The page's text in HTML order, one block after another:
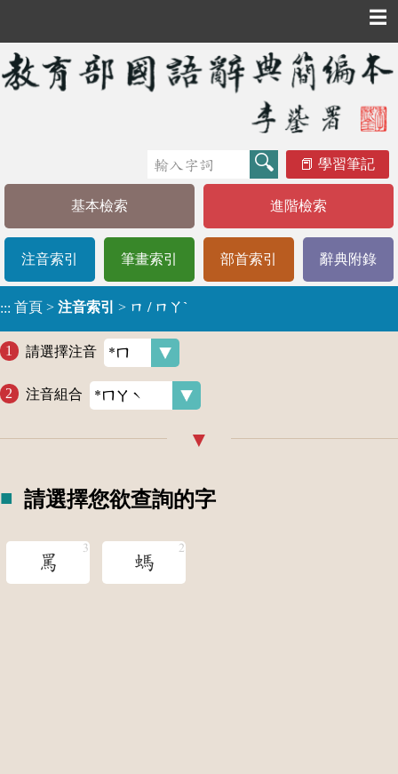
☰
學習筆記
基本檢索 進階檢索
注音索引 筆畫索引 部首索引 辭典附錄
::: 首頁 > 注音索引 > ㄇ / ㄇㄚˋ
請選擇注音
注音組合
請選擇您欲查詢的字
罵 螞